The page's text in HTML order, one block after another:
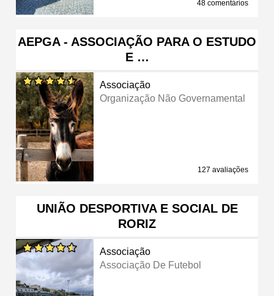
48 comentários
AEPGA - ASSOCIAÇÃO PARA O ESTUDO
E …
Associação
Organização Não Governamental
127 avaliações
UNIÃO DESPORTIVA E SOCIAL DE
RORIZ
Associação
Associação De Futebol